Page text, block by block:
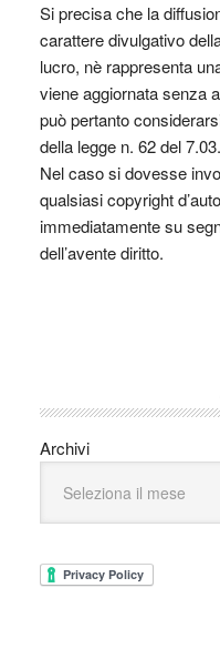
Si precisa che la
carattere divulgativo
lucro, nè rappresenta
viene aggiornata senza
può pertanto
della legge n. 62 del
Nel caso si dovesse
qualsiasi copyright
immediatamente su
dell’avente diritto.
Archivi